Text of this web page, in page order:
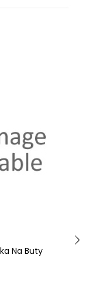
Na Buty